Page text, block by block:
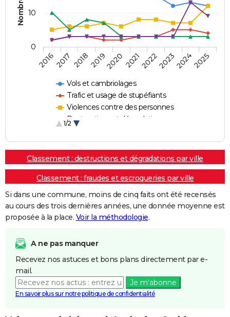
Vols et cambriolages
Trafic et usage de stupéfiants
Violences contre des personnes
Destructions et dégradations
1/2
20162017 20182019202020212022202320242025
0
10
Classement : destructions et dégradations par ville
Classement : fraudes et escroqueries par ville
Si dans une commune, moins de cinq faits ont été recensés
au cours des trois dernières années, une donnée moyenne est
proposée à la place. Voir la méthodologie.
A ne pas manquer
Recevez nos astuces et bons plans directement par e-
mail.
Je m'abonne
En savoir plus sur notre politique de confidentialité